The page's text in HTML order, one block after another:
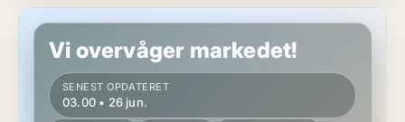
Butik i Ebeltoft
Vi overvåger markedet!
SENEST OPDATERET
03.00 • 26 jun.